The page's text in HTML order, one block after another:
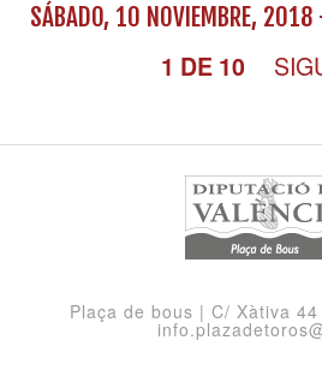
SÁBADO, 10 NOVIEMBRE,
1 DE 10
Plaça de bous | C/ Xàtiva